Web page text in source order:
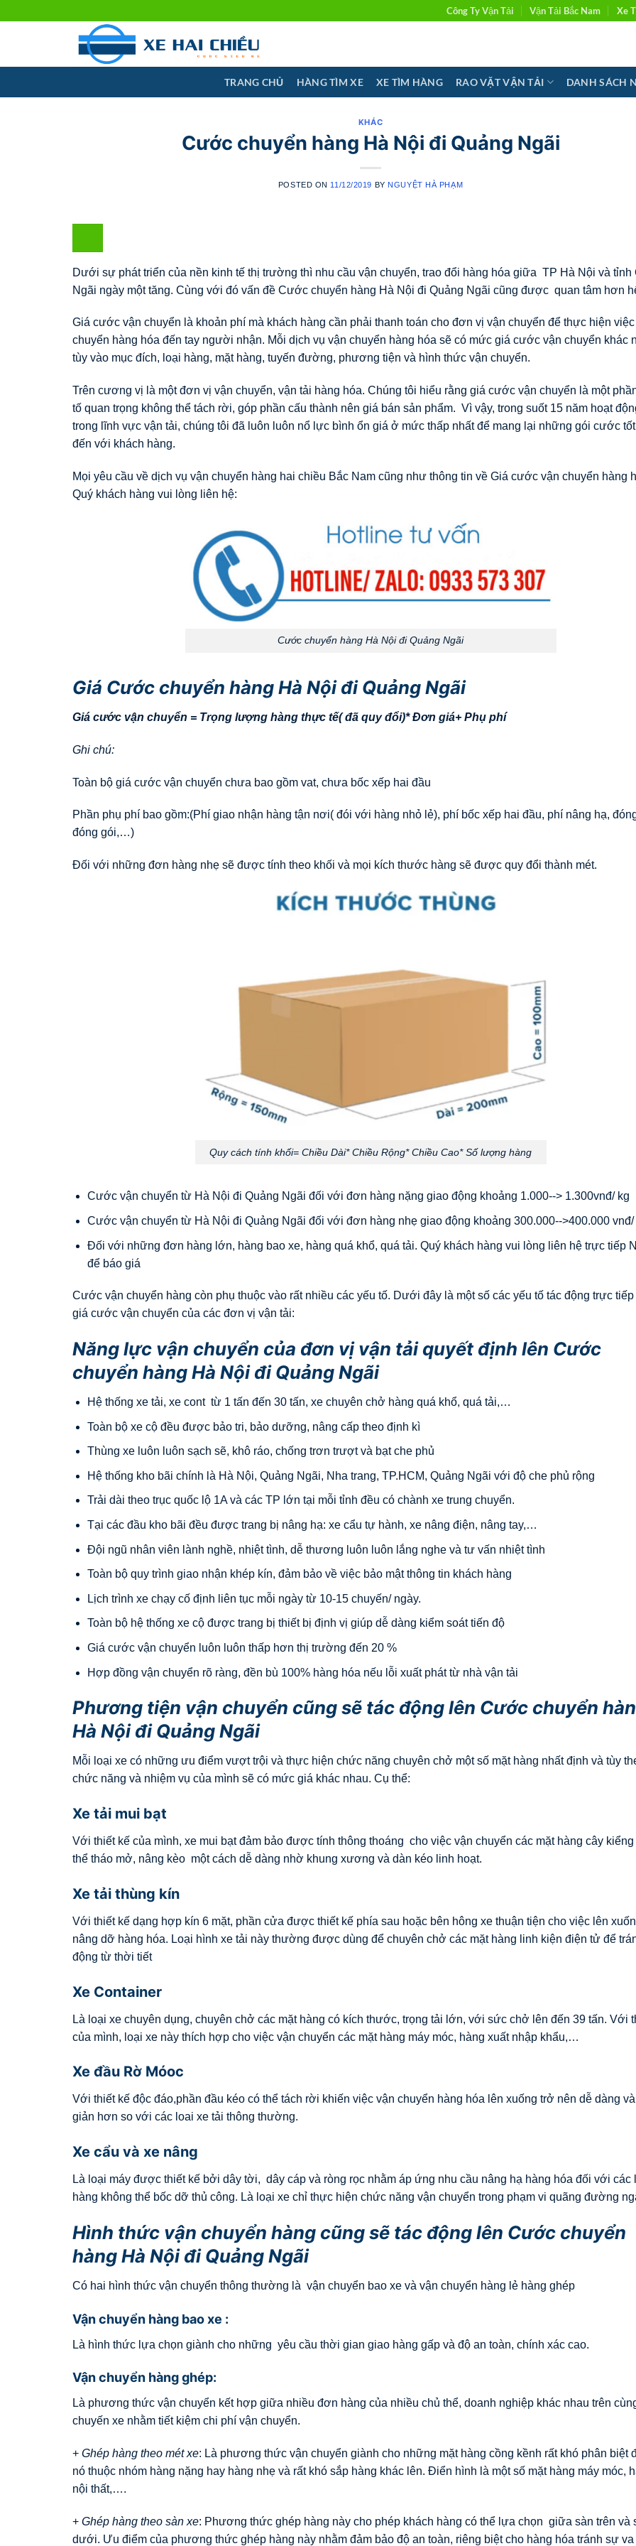
Công Ty Vận Tải Vận Tải Bắc Nam Xe
TRANG CHỦ HÀNG TÌM XE XE TÌM HÀNG RAO VẶT VẬN TẢI DANH SÁCH
KHÁC
Cước chuyển hàng Hà Nội đi Quảng Ngãi
POSTED ON 11/12/2019 BY NGUYỆT HÀ PHẠM
Dưới sự phát triển của nền kinh tế thị trường thì nhu cầu vận chuyển, trao đổi hàng hóa giữa TP Hà Nội và tỉnh
Ngãi ngày một tăng. Cùng với đó vấn đề Cước chuyển hàng Hà Nội đi Quảng Ngãi cũng được quan tâm hơn
Giá cước vận chuyển là khoản phí mà khách hàng cần phải thanh toán cho đơn vị vận chuyển để thực hiện
chuyển hàng hóa đến tay người nhận. Mỗi dịch vụ vận chuyển hàng hóa sẽ có mức giá cước vận chuyển khác
tùy vào mục đích, loại hàng, mặt hàng, tuyến đường, phương tiện và hình thức vận chuyển.
Trên cương vị là một đơn vị vận chuyển, vận tải hàng hóa. Chúng tôi hiểu rằng giá cước vận chuyển là một
tố quan trọng không thể tách rời, góp phần cấu thành nên giá bán sản phẩm. Vì vậy, trong suốt 15 năm hoạt
trong lĩnh vực vận tải, chúng tôi đã luôn luôn nổ lực bình ổn giá ở mức thấp nhất để mang lại những gói cước
đến với khách hàng.
Mọi yêu cầu về dịch vụ vận chuyển hàng hai chiều Bắc Nam cũng như thông tin về Giá cước vận chuyển hàng
Quý khách hàng vui lòng liên hệ:
Cước chuyển hàng Hà Nội đi Quảng Ngãi
Giá Cước chuyển hàng Hà Nội đi Quảng Ngãi
Giá cước vận chuyển = Trọng lượng hàng thực tế( đã quy đổi)* Đơn giá+ Phụ phí
Ghi chú:
Toàn bộ giá cước vận chuyển chưa bao gồm vat, chưa bốc xếp hai đầu
Phần phụ phí bao gồm:(Phí giao nhận hàng tận nơi( đói với hàng nhỏ lẻ), phí bốc xếp hai đầu, phí nâng hạ,
đóng gói,…)
Đối với những đơn hàng nhẹ sẽ được tính theo khối và mọi kích thước hàng sẽ được quy đổi thành mét.
Quy cách tính khối= Chiều Dài* Chiều Rộng* Chiều Cao* Số lượng hàng
Cước vận chuyển từ Hà Nội đi Quảng Ngãi đối với đơn hàng nặng giao động khoảng 1.000--> 1.300vnđ/ kg
Cước vận chuyển từ Hà Nội đi Quảng Ngãi đối với đơn hàng nhẹ giao động khoảng 300.000-->400.000 vnđ/
Đối với những đơn hàng lớn, hàng bao xe, hàng quá khổ, quá tải. Quý khách hàng vui lòng liên hệ trực tiếp
để báo giá
Cước vận chuyển hàng còn phụ thuộc vào rất nhiều các yếu tố. Dưới đây là một số các yếu tố tác động trực
giá cước vận chuyển của các đơn vị vận tải:
Năng lực vận chuyển của đơn vị vận tải quyết định lên Cước
chuyển hàng Hà Nội đi Quảng Ngãi
Hệ thống xe tải, xe cont từ 1 tấn đến 30 tấn, xe chuyên chở hàng quá khổ, quá tải,…
Toàn bộ xe cộ đều được bảo tri, bảo dưỡng, nâng cấp theo định kì
Thùng xe luôn luôn sạch sẽ, khô ráo, chống trơn trượt và bạt che phủ
Hệ thống kho bãi chính là Hà Nội, Quảng Ngãi, Nha trang, TP.HCM, Quảng Ngãi với độ che phủ rộng
Trải dài theo trục quốc lộ 1A và các TP lớn tại mỗi tỉnh đều có chành xe trung chuyển.
Tại các đầu kho bãi đều được trang bị nâng hạ: xe cẩu tự hành, xe nâng điện, nâng tay,…
Đội ngũ nhân viên lành nghề, nhiệt tình, dễ thương luôn luôn lắng nghe và tư vấn nhiệt tình
Toàn bộ quy trình giao nhận khép kín, đảm bảo về việc bảo mật thông tin khách hàng
Lịch trình xe chạy cố định liên tục mỗi ngày từ 10-15 chuyến/ ngày.
Toàn bộ hệ thống xe cộ được trang bị thiết bị định vị giúp dễ dàng kiểm soát tiến độ
Giá cước vận chuyển luôn luôn thấp hơn thị trường đến 20 %
Hợp đồng vận chuyển rõ ràng, đền bù 100% hàng hóa nếu lỗi xuất phát từ nhà vận tải
Phương tiện vận chuyển cũng sẽ tác động lên Cước chuyển
Hà Nội đi Quảng Ngãi
Mỗi loại xe có những ưu điểm vượt trội và thực hiện chức năng chuyên chở một số mặt hàng nhất định và tùy
chức năng và nhiệm vụ của mình sẽ có mức giá khác nhau. Cụ thể:
Xe tải mui bạt
Với thiết kế của mình, xe mui bạt đảm bảo được tính thông thoáng cho việc vận chuyển các mặt hàng cây kiểng
thể tháo mở, nâng kèo một cách dễ dàng nhờ khung xương và dàn kéo linh hoạt.
Xe tải thùng kín
Với thiết kế dạng hợp kín 6 mặt, phần cửa được thiết kế phía sau hoặc bên hông xe thuận tiện cho việc lên
nâng dỡ hàng hóa. Loại hình xe tải này thường được dùng để chuyên chở các mặt hàng linh kiện điện tử để
động từ thời tiết
Xe Container
Là loại xe chuyên dụng, chuyên chở các mặt hàng có kích thước, trọng tải lớn, với sức chở lên đến 39 tấn. Với
của mình, loại xe này thích hợp cho việc vận chuyển các mặt hàng máy móc, hàng xuất nhập khẩu,…
Xe đầu Rờ Móoc
Với thiết kế độc đáo,phần đầu kéo có thể tách rời khiến việc vận chuyển hàng hóa lên xuống trở nên dễ dàng
giản hơn so với các loai xe tải thông thường.
Xe cẩu và xe nâng
Là loại máy được thiết kế bởi dây tời, dây cáp và ròng rọc nhằm áp ứng nhu cầu nâng hạ hàng hóa đối với các
hàng không thể bốc dỡ thủ công. Là loại xe chỉ thực hiện chức năng vận chuyển trong phạm vi quãng đường
Hình thức vận chuyển hàng cũng sẽ tác động lên Cước chuyển
hàng Hà Nội đi Quảng Ngãi
Có hai hình thức vận chuyển thông thường là vận chuyển bao xe và vận chuyển hàng lẻ hàng ghép
Vận chuyển hàng bao xe :
Là hình thức lựa chọn giành cho những yêu cầu thời gian giao hàng gấp và độ an toàn, chính xác cao.
Vận chuyển hàng ghép:
Là phương thức vận chuyển kết hợp giữa nhiều đơn hàng của nhiều chủ thể, doanh nghiệp khác nhau trên
chuyến xe nhằm tiết kiệm chi phí vận chuyển.
+ Ghép hàng theo mét xe: Là phương thức vận chuyển giành cho những mặt hàng cồng kềnh rất khó phân biệt
nó thuộc nhóm hàng nặng hay hàng nhẹ và rất khó sắp hàng khác lên. Điển hình là một số mặt hàng máy móc,
nội thất,….
+ Ghép hàng theo sàn xe: Phương thức ghép hàng này cho phép khách hàng có thể lựa chọn giữa sàn trên và
dưới. Ưu điểm của phương thức ghép hàng này nhằm đảm bảo độ an toàn, riêng biệt cho hàng hóa tránh sự va